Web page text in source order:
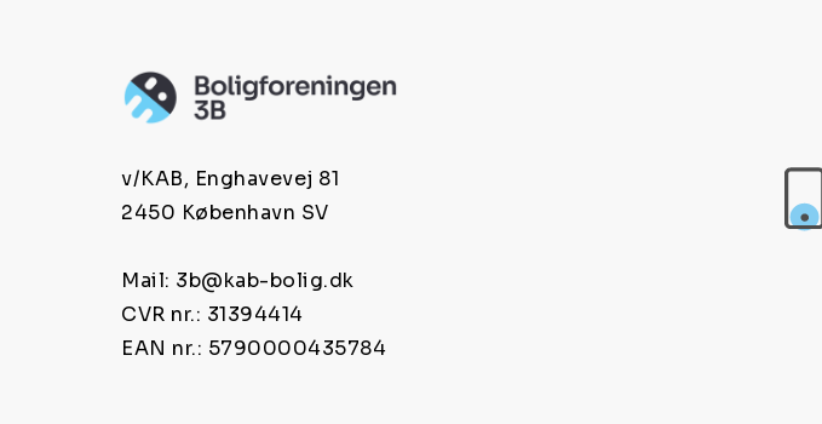
v/KAB, Enghavevej 81
2450 København SV
Mail: 3b@kab-bolig.dk
CVR nr.: 31394414
EAN nr.: 5790000435784